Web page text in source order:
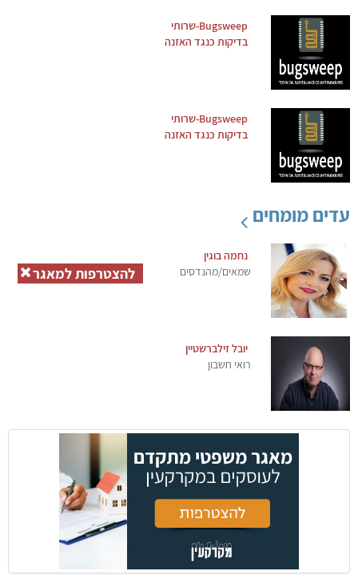
Bugsweep-שרותי
בדיקות כנגד האזנה
Bugsweep-שרותי
בדיקות כנגד האזנה
עדים מומחים
נחמה בוגין
שמאים/מהנדסים
יובל זילברשטיין
רואי חשבון
להצטרפות למאגר